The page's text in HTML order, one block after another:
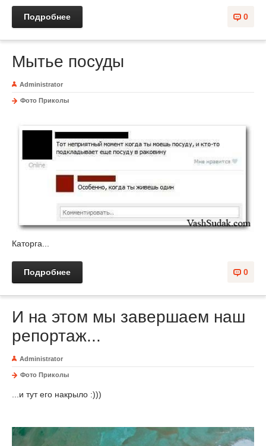
0
Подробнее
Мытье посуды
Administrator
Фото Приколы
Каторга...
0
Подробнее
И на этом мы завершаем наш
репортаж...
Administrator
Фото Приколы
...и тут его накрыло :)))